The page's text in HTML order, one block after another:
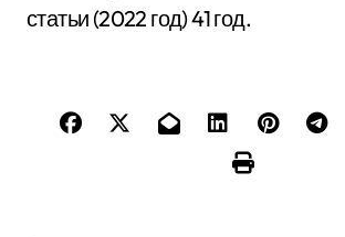
статьи (2022 год) 41 год.